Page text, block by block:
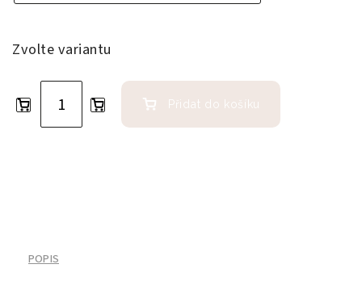
Zvolte variantu
Přidat do košíku
POPIS